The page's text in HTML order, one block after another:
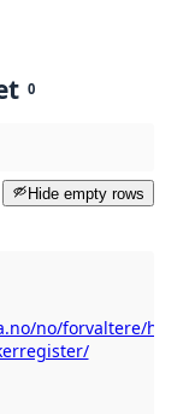
0
Hide empty rows
no/forvaltere/